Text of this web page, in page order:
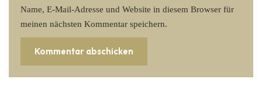
Name, E-Mail-Adresse und Website in diesem Browser für
meinen nächsten Kommentar speichern.